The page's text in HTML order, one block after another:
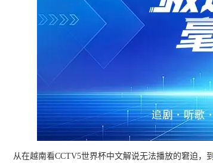
从在越南看CCTV5世界杯中文解说无法播放的窘迫，到